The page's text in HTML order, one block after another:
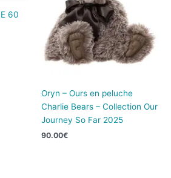
60
Oryn – Ours en peluche
Charlie Bears – Collection Our
Journey So Far 2025
90.00€